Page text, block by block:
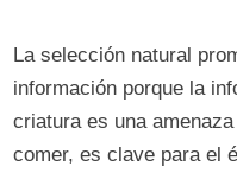
La selección natural
información porque la
criatura es una
comer, es clave para el